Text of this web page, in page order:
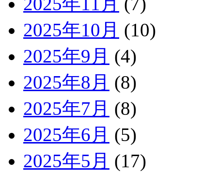
2025年10月 (10)
2025年9月 (4)
2025年8月 (8)
2025年7月 (8)
2025年6月 (5)
2025年5月 (17)